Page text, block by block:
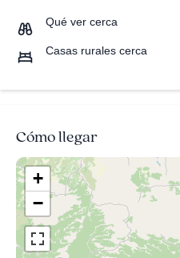
Qué ver cerca
Casas rurales cerca
Cómo llegar
+
−